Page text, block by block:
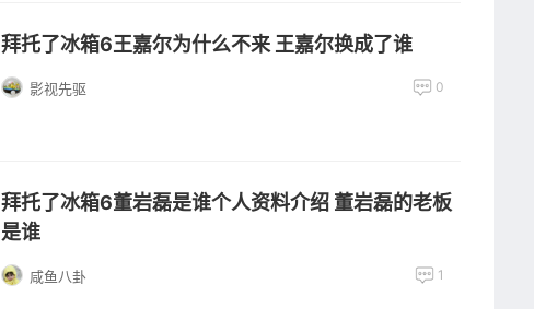
拜托了冰箱6王嘉尔为什么不来 王嘉尔换成了谁
影视先驱 0
拜托了冰箱6董岩磊是谁个人资料介绍 董岩磊的老板
是谁
咸鱼八卦 1